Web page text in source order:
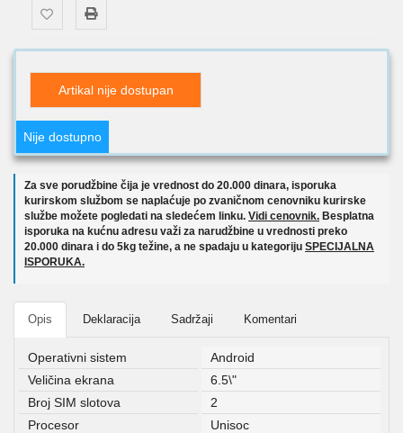
Artikal nije dostupan
Nije dostupno
Za sve porudžbine čija je vrednost do 20.000 dinara, isporuka
kurirskom službom se naplaćuje po zvaničnom cenovniku kurirske
službe možete pogledati na sledećem linku. Vidi cenovnik. Besplatna
isporuka na kućnu adresu važi za narudžbine u vrednosti preko
20.000 dinara i do 5kg težine, a ne spadaju u kategoriju SPECIJALNA
ISPORUKA.
Opis Deklaracija Sadržaji Komentari
Operativni sistem
Android
Veličina ekrana
6.5\"
Broj SIM slotova
2
Procesor
Unisoc